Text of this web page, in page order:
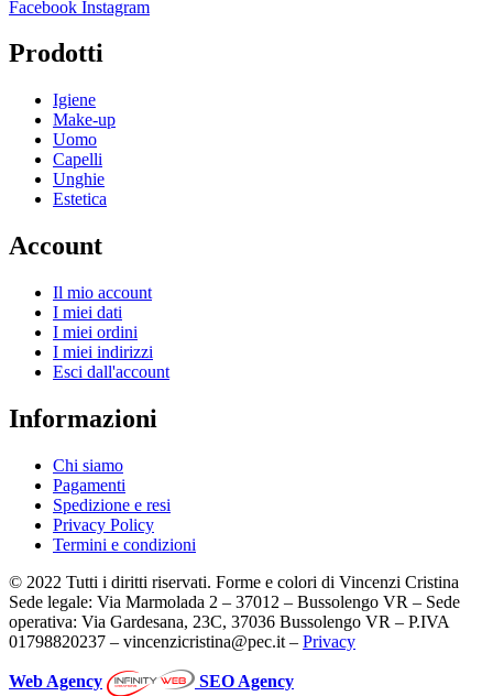
Facebook Instagram
Prodotti
Igiene
Make-up
Uomo
Capelli
Unghie
Estetica
Account
Il mio account
I miei dati
I miei ordini
I miei indirizzi
Esci dall'account
Informazioni
Chi siamo
Pagamenti
Spedizione e resi
Privacy Policy
Termini e condizioni
© 2022 Tutti i diritti riservati. Forme e colori di Vincenzi Cristina
Sede legale: Via Marmolada 2 – 37012 – Bussolengo VR – Sede
operativa: Via Gardesana, 23C, 37036 Bussolengo VR – P.IVA
01798820237 – vincenzicristina@pec.it – Privacy
Web Agency
SEO Agency